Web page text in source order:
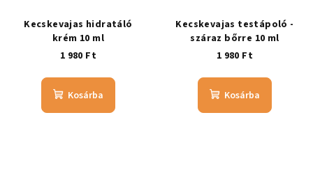
Kecskevajas hidratáló
krém 10 ml
1 980 Ft
Kosárba
Kecskevajas testápoló -
száraz bőrre 10 ml
1 980 Ft
Kosárba